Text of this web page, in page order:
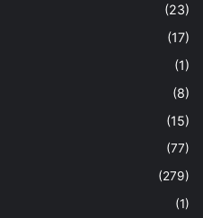
(23)
(17)
(1)
(8)
(15)
(77)
(279)
(1)